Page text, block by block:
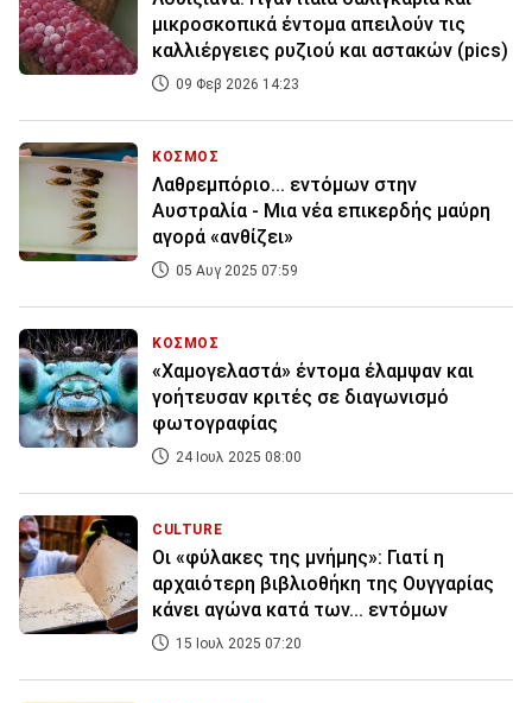
μικροσκοπικά έντομα απειλούν τις
καλλιέργειες ρυζιού και αστακών (pics)
09 Φεβ 2026 14:23
ΚΟΣΜΟΣ
Λαθρεμπόριο... εντόμων στην
Αυστραλία - Μια νέα επικερδής μαύρη
αγορά «ανθίζει»
05 Αυγ 2025 07:59
ΚΟΣΜΟΣ
«Χαμογελαστά» έντομα έλαμψαν και
γοήτευσαν κριτές σε διαγωνισμό
φωτογραφίας
24 Ιουλ 2025 08:00
CULTURE
Οι «φύλακες της μνήμης»: Γιατί η
αρχαιότερη βιβλιοθήκη της Ουγγαρίας
κάνει αγώνα κατά των... εντόμων
15 Ιουλ 2025 07:20